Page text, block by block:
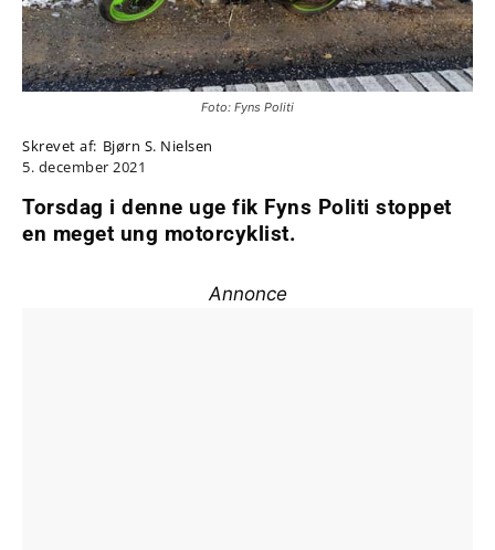
Foto: Fyns Politi
Skrevet af: Bjørn S. Nielsen
5. december 2021
Torsdag i denne uge fik Fyns Politi stoppet
en meget ung motorcyklist.
Annonce